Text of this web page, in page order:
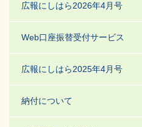
広報にしはら2026年4月号
Web口座振替受付サービス
広報にしはら2025年4月号
納付について